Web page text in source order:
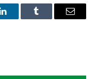
LinkedInTumblr
E-